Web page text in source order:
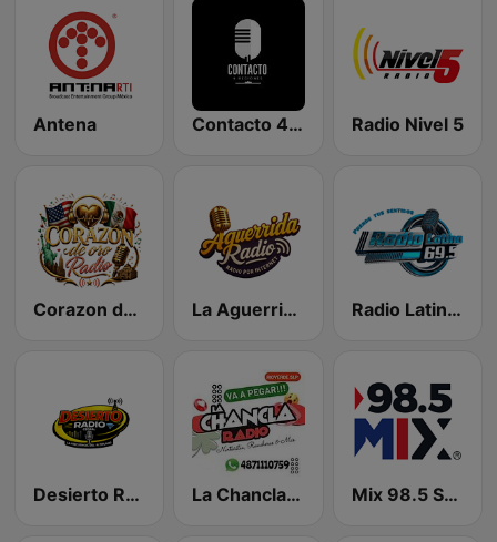
Antena Contacto 4 Regiones Radio Nivel 5
Corazon de Oro Radio La Aguerrida Radio Radio Latino 69.5
Desierto Radio Cedral La Chancla Radio Mix 98.5 San Luis Potosí